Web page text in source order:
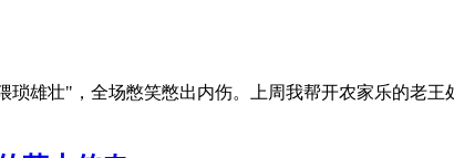
琐雄壮"，全场憋笑憋出内伤。上周我帮开农家乐的老